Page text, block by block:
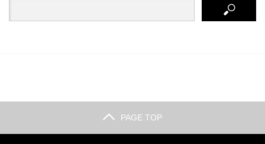
PAGE TOP